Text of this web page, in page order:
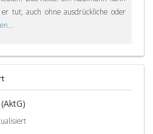
tut, auch ohne ausdrückliche oder